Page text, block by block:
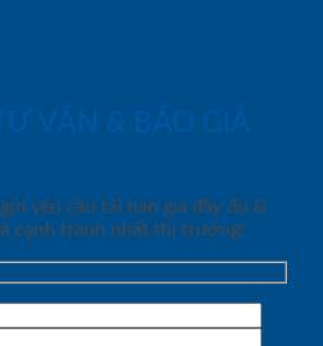
VẤN & BÁO GIÁ
yêu cầu tải báo giá đầy đủ &
cạnh tranh nhất thị trường!